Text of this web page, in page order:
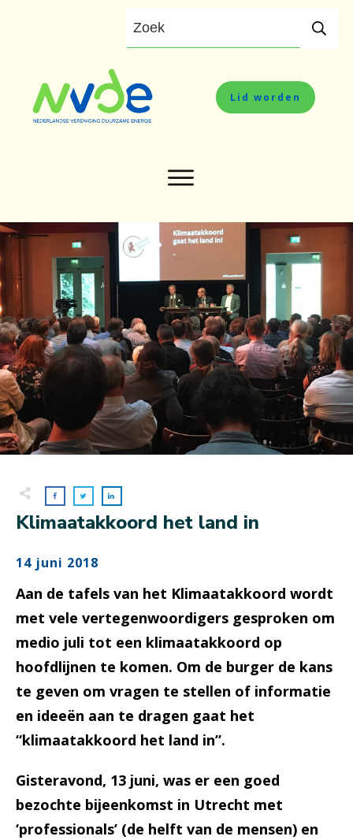
Lid worden
Klimaatakkoord het land in
14 juni 2018
Aan de tafels van het Klimaatakkoord wordt
met vele vertegenwoordigers gesproken om
medio juli tot een klimaatakkoord op
hoofdlijnen te komen. Om de burger de kans
te geven om vragen te stellen of informatie
en ideeën aan te dragen gaat het
“klimaatakkoord het land in”.
Gisteravond, 13 juni, was er een goed
bezochte bijeenkomst in Utrecht met
‘professionals’ (de helft van de mensen) en